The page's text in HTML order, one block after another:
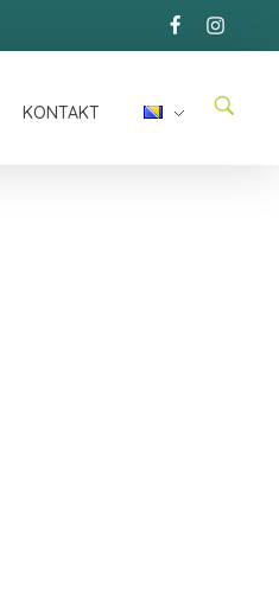
KONTAKT